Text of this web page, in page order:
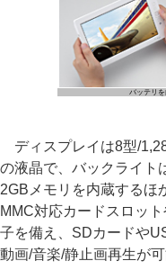
バッテリ
ディスプレイは8型/
の液晶で、バックライト
2GBメモリを内蔵するほ
MMC対応カードスロッ
子を備え、SDカードや
動画/音楽/静止画再生が可